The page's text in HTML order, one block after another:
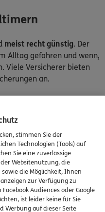
meist recht günstig. Der
Alltag gefahren und wenn,
Viele Versicherer bieten
an.
d. R.
gibt es schon ab 20
gibt es
zwischen Modellen und
.
können unter
stimmen Sie der
Technologien (Tools) auf
Sie eine zuverlässige
Websitenutzung, die
die Möglichkeit, Ihnen
zur Verfügung zu
Audiences oder Google
ist leider keine für Sie
Werbung auf dieser Seite